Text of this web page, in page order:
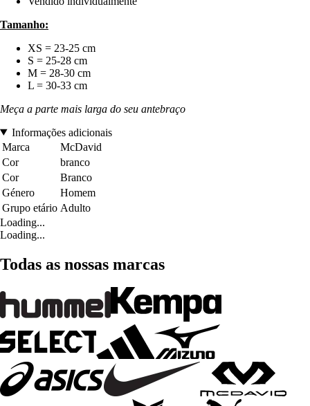
Tamanho:
XS = 23-25 cm
S = 25-28 cm
M = 28-30 cm
L = 30-33 cm
Meça a parte mais larga do seu antebraço
Informações adicionais
Marca
McDavid
Cor
branco
Cor
Branco
Género
Homem
Grupo etário Adulto
Loading...
Loading...
Todas as nossas marcas